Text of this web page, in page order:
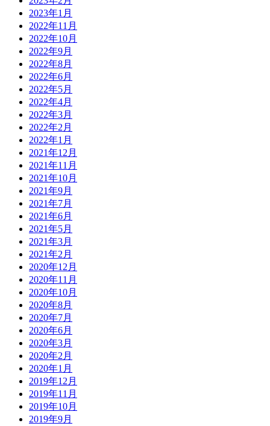
2023年1月
2022年11月
2022年10月
2022年9月
2022年8月
2022年6月
2022年5月
2022年4月
2022年3月
2022年2月
2022年1月
2021年12月
2021年11月
2021年10月
2021年9月
2021年7月
2021年6月
2021年5月
2021年3月
2021年2月
2020年12月
2020年11月
2020年10月
2020年8月
2020年7月
2020年6月
2020年3月
2020年2月
2020年1月
2019年12月
2019年11月
2019年10月
2019年9月